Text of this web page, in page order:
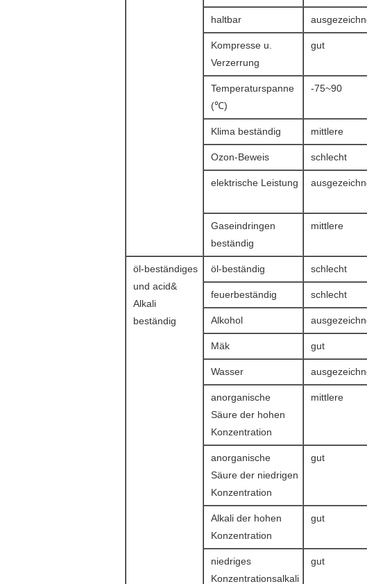
haltbar
Kompresse u.
Verzerrung
gut
Temperaturspanne
(℃)
-75~90
Klima beständig mittlere
Ozon-Beweis schlecht
elektrische Leistung
Gaseindringen
beständig
mittlere
öl-beständiges
und acid&
Alkali
beständig
öl-beständig schlecht
feuerbeständig schlecht
Alkohol
Mäk gut
Wasser
anorganische
Säure der hohen
Konzentration
mittlere
anorganische
Säure der niedrigen
Konzentration
gut
Alkali der hohen
Konzentration
gut
niedriges
Konzentrationsalkali
gut